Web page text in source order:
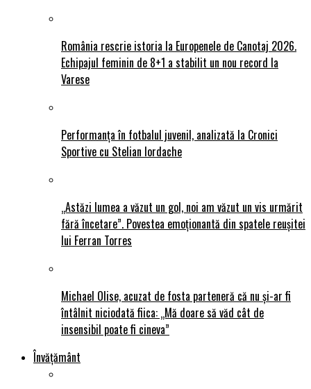
România rescrie istoria la Europenele de Canotaj 2026.
Echipajul feminin de 8+1 a stabilit un nou record la
Varese
Performanța în fotbalul juvenil, analizată la Cronici
Sportive cu Stelian Iordache
„Astăzi lumea a văzut un gol, noi am văzut un vis urmărit
fără încetare”. Povestea emoționantă din spatele reușitei
lui Ferran Torres
Michael Olise, acuzat de fosta parteneră că nu și-ar fi
întâlnit niciodată fiica: „Mă doare să văd cât de
insensibil poate fi cineva”
Învățământ